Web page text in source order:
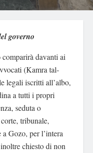
governo
davanti ai
(Kamra tal-
legali iscritti all’albo,
a tutti i propri
seduta o
tribunale,
Gozo, per l’intera
chiesto di non